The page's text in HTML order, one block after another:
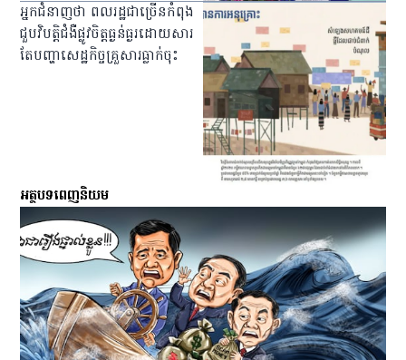
អ្នក​ជំនាញ​ថា ពលរដ្ឋ​ជា​ច្រើន​កំពុង​
ជួប​វិបត្តិ​ជំងឺ​ផ្លូវ​ចិត្ត​ធ្ងន់ធ្ងរ​ដោយ​សារ​
តែ​បញ្ហា​សេដ្ឋកិច្ច​គ្រួសារ​ធ្លាក់​ចុះ
អត្ថបទពេញនិយម